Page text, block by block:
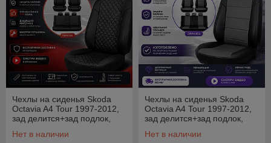
Чехлы на сиденья Skoda
Octavia A4 Tour 1997-2012,
зад делится+зад подлок,
Нет в наличии
Чехлы на сиденья Skoda
Octavia A4 Tour 1997-2012,
зад делится+зад подлок,
вставка
Нет в наличии